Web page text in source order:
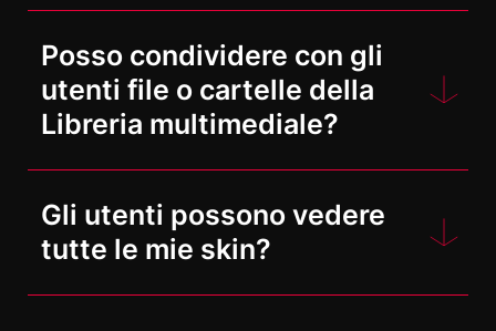
Sì, indipendentemente dal piano
utilizzato, è possibile creare tutti gli
utenti desiderati.
Posso condividere con gli
utenti file o cartelle della
Libreria multimediale?
No, purtroppo non è possibile.
Questo per evitare che gli utenti
cancellino i file utilizzati nelle skin.
Inoltre, non ha senso duplicare i file,
Gli utenti possono vedere
tutte le mie skin?